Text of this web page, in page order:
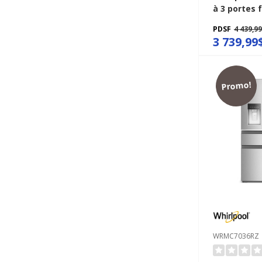
à 3 portes
véritable de
pi cu
PDSF 4
3
Promo!
WRMC7036RZ